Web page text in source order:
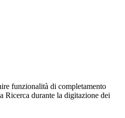
funzionalità di completamento
Ricerca durante la digitazione dei